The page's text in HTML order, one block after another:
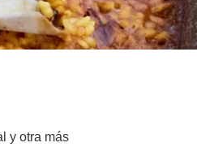
y otra más